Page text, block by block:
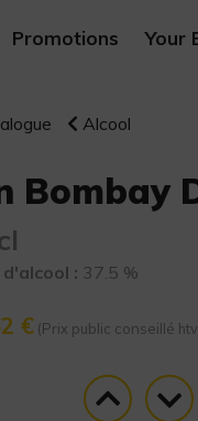
Promotions Your
Alcool
Bombay
: 37.5 %
€(Prix public conseillé